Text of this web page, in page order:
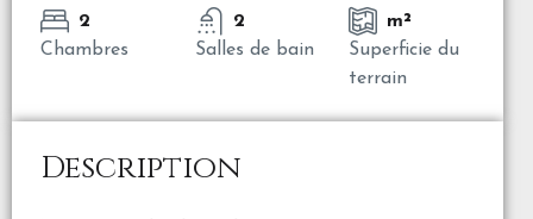
2
Chambres
2
Salles de bain
m²
Superficie du
terrain
Description